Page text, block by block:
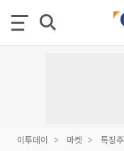
이투데이 마켓 특징주